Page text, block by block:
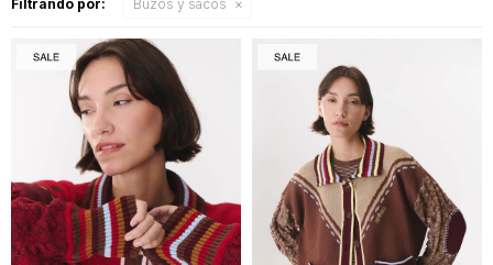
Filtrando por: Buzos y sacos
datos
Mis
direcciones
compras
Wish
List
Salir
VESTIMENTA
Ver
todo
Remeras
tops
Camisas
y
blusas
CARTERAS
Riñoneras
Bandoleras
ACCESORIOS
Ver
todo
Billeteras
SALE